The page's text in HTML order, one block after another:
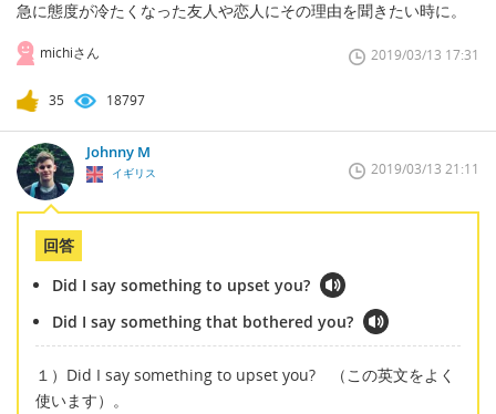
急に態度が冷たくなった友人や恋人にその理由を聞きたい時に。
michiさん 2019/03/13 17:31
35 18797
Johnny M
イギリス 2019/03/13 21:11
回答
Did I say something to upset you?
Did I say something that bothered you?
１）Did I say something to upset you? （この英文をよく
使います）。